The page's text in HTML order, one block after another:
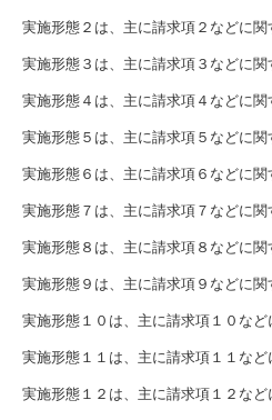
実施形態２は、主に請求項２などに関
実施形態３は、主に請求項３などに関
実施形態４は、主に請求項４などに関
実施形態５は、主に請求項５などに関
実施形態６は、主に請求項６などに関
実施形態７は、主に請求項７などに関
実施形態８は、主に請求項８などに関
実施形態９は、主に請求項９などに関
実施形態１０は、主に請求項１０など
実施形態１１は、主に請求項１１など
実施形態１２は、主に請求項１２など